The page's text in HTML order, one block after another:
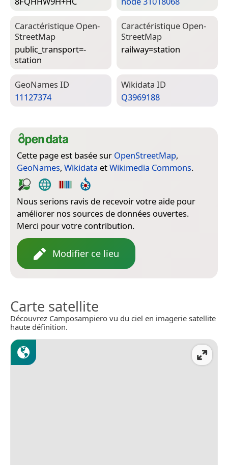
Caractéristique Open­
Street­Map
public_transport=­
station
Caractéristique Open­
Street­Map
railway=­station
Geo­Names ID
11127374
Wiki­data ID
Q3969188
Cette page est basée sur OpenStreetMap,
GeoNames, Wikidata etWikimedia Commons.
Nous serions ravis de recevoir votre aide pour
améliorer nos sources de données ouvertes.
Merci pour votre contribution.
Modifier ce lieu
Carte satellite
Découvrez Camposampiero vu du ciel en imagerie satellite
haute définition.